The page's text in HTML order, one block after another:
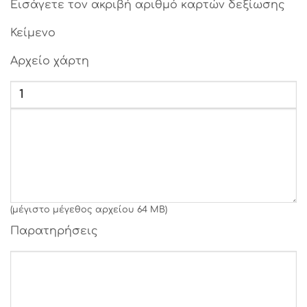
Γραμματοσειρά 26
Γραμματοσειρά 27
Γραμματοσειρά 28
Γραμματοσειρά 31
Εισάγετε τον ακριβή αριθμό καρτών δεξίωσης
Κείμενο
Αρχείο χάρτη
(μέγιστο μέγεθος αρχείου 64 MB)
Παρατηρήσεις